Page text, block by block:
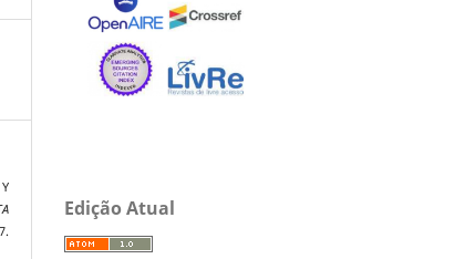
Edição Atual